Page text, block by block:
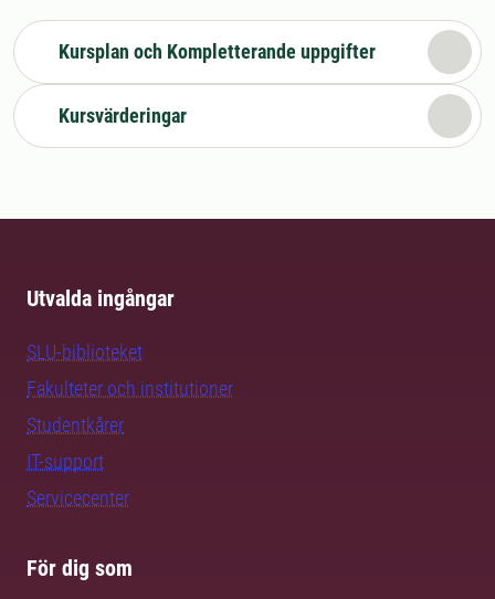
Kursplan och Kompletterande uppgifter
Kursvärderingar
Utvalda ingångar
SLU-biblioteket
Fakulteter och institutioner
Studentkårer
IT-support
Servicecenter
För dig som